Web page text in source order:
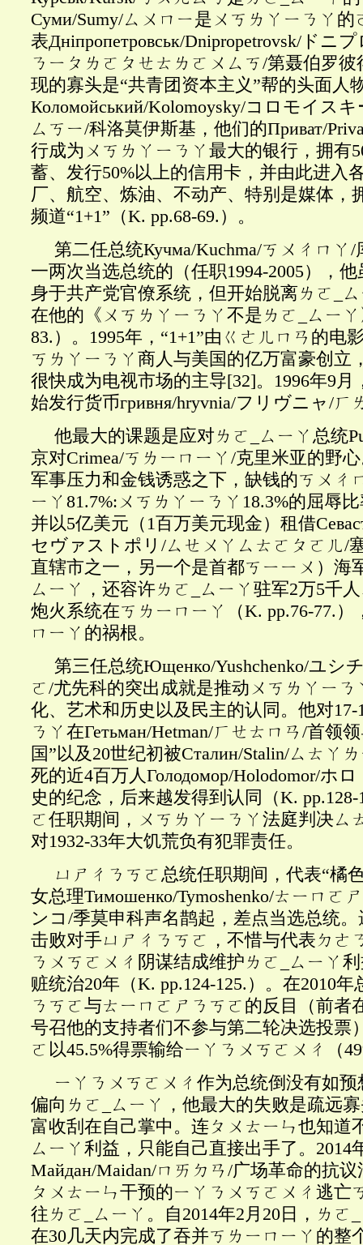
Суми/Sumy/ㄙㄨㄇㄧ是ㄨㄎㄌㄚㄧㄋㄚ
表Дніпропетровськ/Dnipropetrovsk/ドニ
ㄋㄧㄆㄌㄛㄆㄝㄊㄌㄛㄨㄙㄎ/第聂伯罗
现的寡头是“共青团资本主义”帮的头面人
Коломойський/Kolomoysky/コロモイス
ㄙㄎㄧ/科洛莫伊斯基，他们的Приват/
行成为ㄨㄎㄌㄚㄧㄋㄚ最大的银行，拥有
蓄、发行50%以上的信用卡，并由此进入
厂、航空、炼油、不动产、特别是媒体，
频道“1+1”（K. pp.68-69.）。
第二任总统Кучма/Kuchma/ㄎㄨㄔㄇㄚ
一两次当选总统的（任职1994-2005），
身于共产党官僚系统，但开始脱离ㄌㄛ_
在他的《ㄨㄎㄌㄚㄧㄋㄚ不是ㄌㄛ_ㄙㄧ
83.）。1995年，“1+1”由ㄍㄜㄦㄇㄢ的电
ㄎㄌㄚㄧㄋㄚ商人与美国的亿万富豪创立
很快成为电视市场的主导[32]。1996年9
始发行货币гривня/hryvnia/フリヴニャ/ㄏ
他最大的课题是应对ㄌㄛ
_ㄙㄧㄚ总统
京对Crimea/ㄎㄌㄧㄇㄧㄚ/克里米亚的野
军事压力和金钱诱惑之下，缺钱的ㄎㄨㄔ
ㄧㄚ81.7%:ㄨㄎㄌㄚㄧㄋㄚ18.3%的屈辱
并以5亿美元（1百万美元现金）租借
セヴァストポリ/ㄙㄝㄨㄚㄙㄊㄛㄆㄛㄦ/
直辖市之一，另一个是首都ㄎㄧㄧㄨ）海
ㄙㄧㄚ，还容许ㄌㄛ_ㄙㄧㄚ驻军2万5千
炮火系统在ㄎㄌㄧㄇㄧㄚ（K. pp.76-77.
ㄇㄧㄚ的祸根。
第三任总统Ющенко/Yushchenko/ユシ
ㄛ/尤先科的突出成就是推动ㄨㄎㄌㄚㄧ
化、艺术和历史以及民主的认同。他对
ㄋㄚ在Гетьман/Hetman/ㄏㄝㄊㄇㄢ/首领
国”以及20世纪初被Сталин/Stalin/ㄙㄊㄚ
死的近4百万人Голодомор/Holodomor/ホ
史的纪念，后来越发得到认同（K.
ㄛ任职期间，ㄨㄎㄌㄚㄧㄋㄚ法庭判决ㄙ
对1932-33年大饥荒负有犯罪责任。
ㄩㄕㄔㄋㄎㄛ总统任职期间，代表“橘
女总理Тимошенко/Tymoshenko/ㄊㄧㄇㄛ
ンコ/季莫申科声名鹊起，差点当选总统
击败对手ㄩㄕㄔㄋㄎㄛ，不惜与代表ㄉㄜ
ㄋㄨㄎㄛㄨㄔ阴谋结成维护ㄌㄛ_ㄙㄧㄚ
赃统治20年（K. pp.124-125.）。在2010
ㄋㄎㄛ与ㄊㄧㄇㄛㄕㄋㄎㄛ的反目（前者
号召他的支持者们不参与第二轮决选投票
ㄛ以45.5%得票输给ㄧㄚㄋㄨㄎㄛㄨㄔ（
ㄧㄚㄋㄨㄎㄛㄨㄔ作为总统倒没有如
偏向ㄌㄛ
_ㄙㄧㄚ，他最大的失败是疏远
富收刮在自己掌中。连ㄆㄨㄊㄧㄣ也知道
ㄙㄧㄚ利益，只能自己直接出手了。2014
Майдан/Maidan/ㄇㄞㄉㄢ/广场革命的抗
ㄆㄨㄊㄧㄣ干预的ㄧㄚㄋㄨㄎㄛㄨㄔ逃亡
往ㄌㄛ_ㄙㄧㄚ。自2014年2月20日，ㄌㄛ
在30几天内完成了吞并ㄎㄌㄧㄇㄧㄚ的整